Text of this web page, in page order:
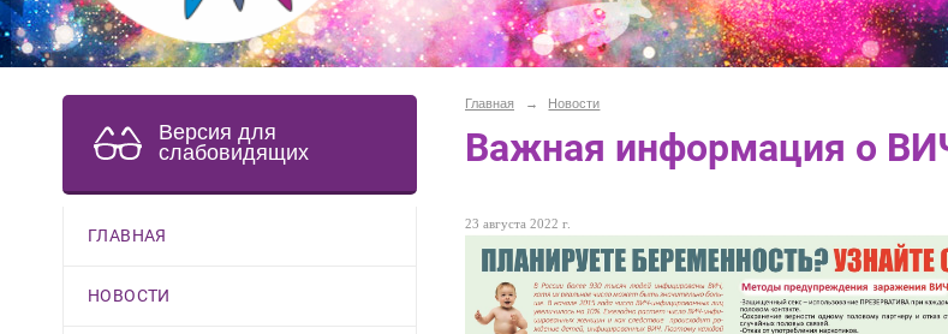
Версия для
слабовидящих
ГЛАВНАЯ
НОВОСТИ
Главная → Новости
Важная информация о
23 августа 2022 г.